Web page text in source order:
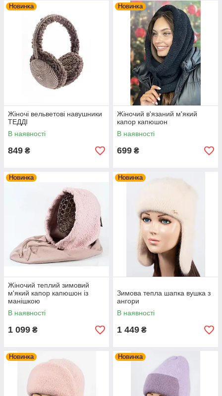
Новинка
Жіночі вельветові навушники
ТЕДДІ
В наявності
849 ₴
Новинка
Жіночий в'язаний м'який
капор капюшон
В наявності
699 ₴
Новинка
Жіночий теплий зимовий
м'який капор капюшон із
манішкою
В наявності
1 099 ₴
Новинка
Зимова тепла шапка вушка з
ангори
В наявності
1 449 ₴
Новинка Новинка